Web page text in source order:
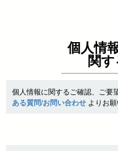
個人情
関
個人情報に関するご確認、ご要
ある質問/お問い合わせよりお願